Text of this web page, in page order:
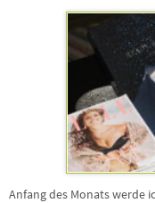
Anfang des Monats werde